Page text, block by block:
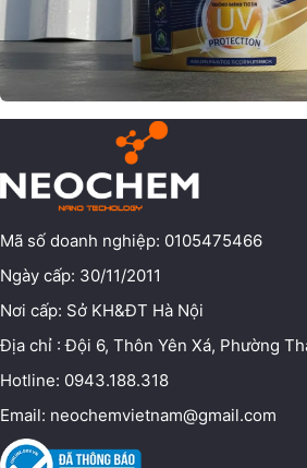
Mã số doanh nghiệp: 0105475466
Ngày cấp: 30/11/2011
Nơi cấp: Sở KH&ĐT Hà Nội
Địa chỉ : Đội 6, Thôn Yên Xá, Phường
Hotline: 0943.188.318
Email: neochemvietnam@gmail.com